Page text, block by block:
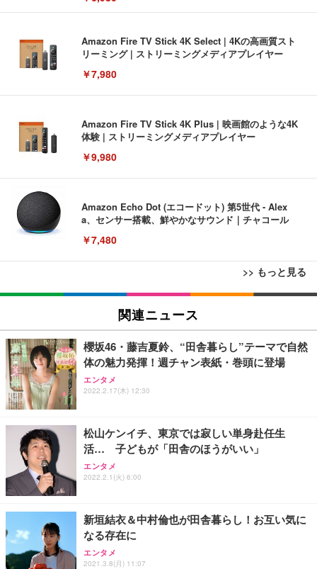
Amazon Fire TV Stick 4K Select | 4Kの高画質スト
リーミング | ストリーミングメディアプレイヤー
￥7,980
Amazon Fire TV Stick 4K Plus | 映画館のような4K
体験 | ストリーミングメディアプレイヤー
￥9,980
Amazon Echo Dot (エコードット) 第5世代 - Alex
a、センサー搭載、鮮やかなサウンド｜チャコール
￥7,480
>> もっと見る
[EdoErgo] オフィスチェア 椅子 テレワーク 疲れな
い 跳ね上げ式アームレスト コンパクト 約105度ロッ
キング pc 事務椅子 360度回転 座面昇降 強化ナイロ
(黒網+黒枠+黒足)
￥5,699
SIHOO B100 オフィスチェア／デスクチェア メッシ
Sezlife オフィスチェア デスクチェア 疲れない テレ
ワーク チェア 強化バックレスト 30度ロッキング機
ョン PCチェア 通気性メッシュ ゲーミング/勉強/事
務用 おしゃれ パソコンチェア (ブラック)
￥7,680
Sezlife オフィスチェア デスクチェア 疲れない テレ
ワーク チェア 強化バックレスト 30度ロッキング機
EIZO ビジネス向けプレミアムモニター | FlexScan
EV3240X-WT | 31.5型4K UHD・USB Type-C・ホワ
￥105,595
EIZO ビジネス向けプレミアムモニター | FlexScan
EV2740X-WT | 27.0型4K UHD・USB Type-C・ホワ
￥109,572
【純正品】27"ゲーミングモニター DualSense 充電
フック付き（CFI-ZDM1J）
【整備済み品】Dell E2724HS 27インチ 液晶モニタ
ー フルHD（1920×1080）VA 非光沢 HDMI/DisplayP
Amazonベーシック ペットシーツ 薄型 レギュラー 1
回使い捨て 無香料 ホワイト 300枚
￥3,373
Amazonベーシック ペットシーツ 厚型 ワイド 42枚
ネオ・ルーライフ ネオ・オムツ L 中型犬用 26枚入
Smart Basic(スマートベーシック) 【Amazon.co.jp
限定】 Smart Basic アイリスオーヤマ ペットシーツ
関連ニュース
櫻坂46・藤吉夏鈴、“田舎暮らし”テーマで自然
体の魅力発揮！週チャン表紙・巻頭に登場
エンタメ
2022.2.17(木) 12:30
松山ケンイチ、東京では寂しい単身赴任生
活… 子どもが「田舎のほうがいい」
エンタメ
2022.2.1(火) 6:00
新垣結衣＆中村倫也が田舎暮らし！お互い気に
なる存在に
エンタメ
2021.3.8(月) 11:07